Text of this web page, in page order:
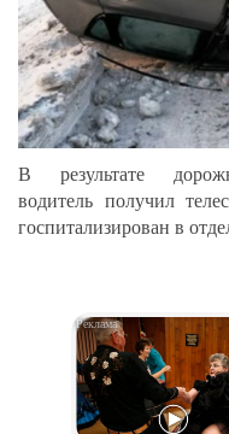
В результате
водитель получил
госпитализирован в